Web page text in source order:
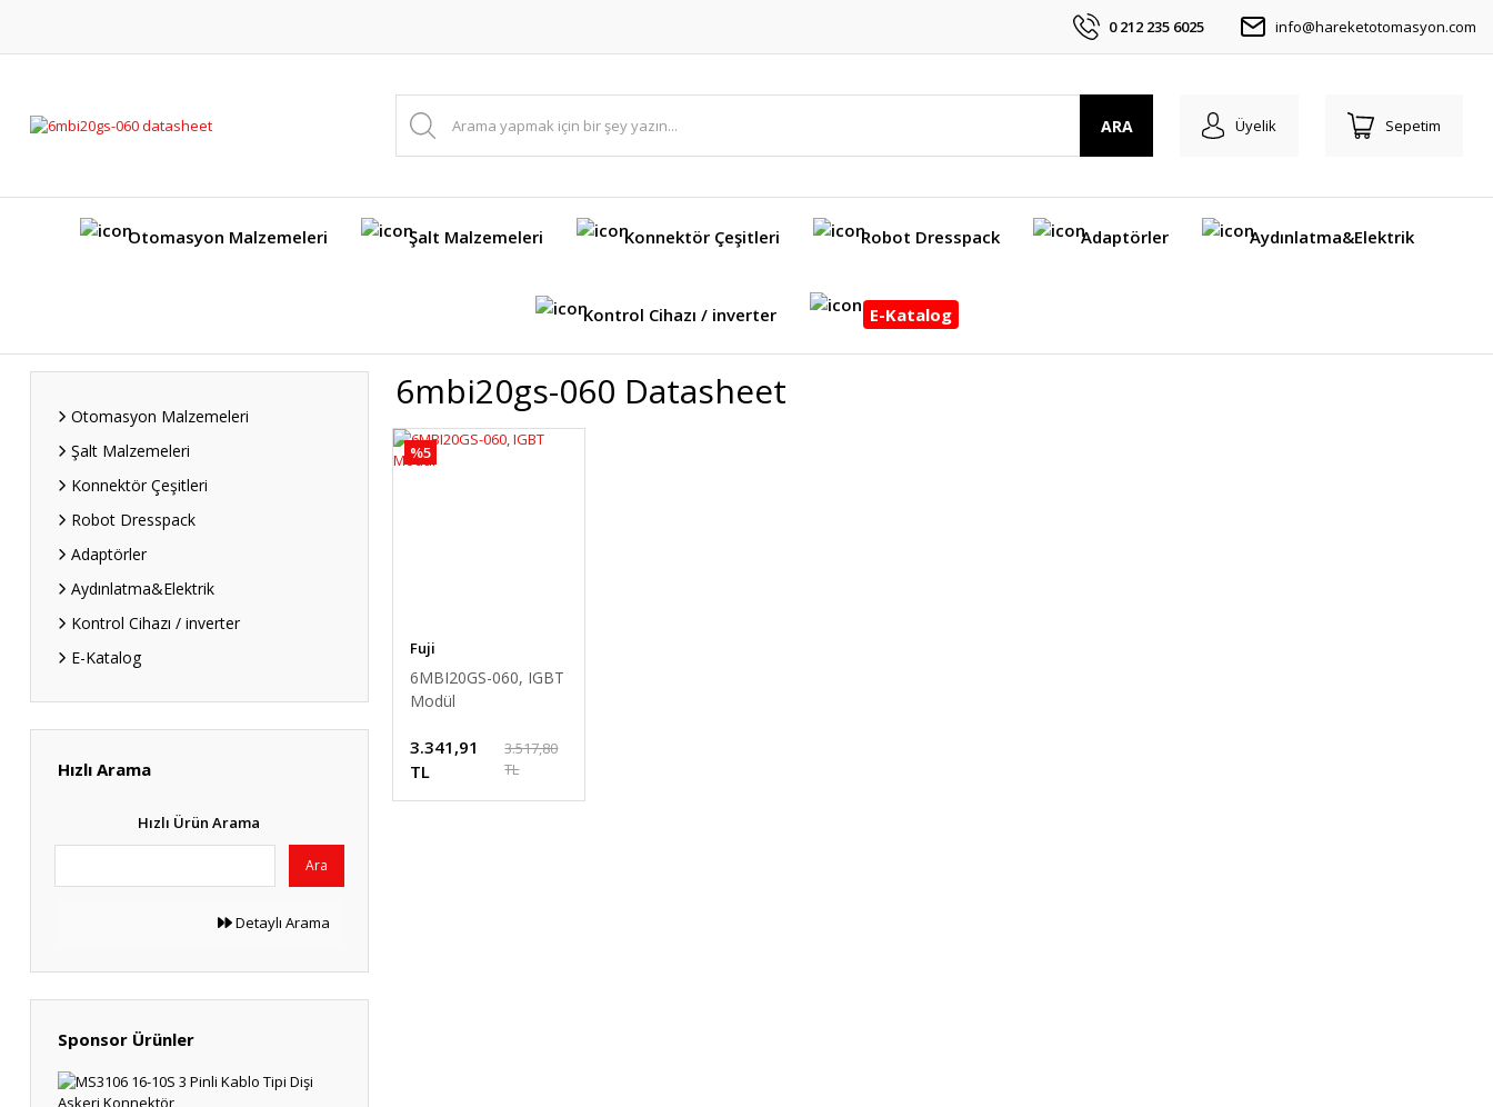
0 212 235 6025 info@hareketotomasyon.com
ARA Üyelik Sepetim
Otomasyon Malzemeleri Şalt Malzemeleri Konnektör Çeşitleri Robot Dresspack Adaptörler Aydınlatma&Elektrik
Kontrol Cihazı / inverter E-Katalog
Otomasyon Malzemeleri
Şalt Malzemeleri
Konnektör Çeşitleri
Robot Dresspack
Adaptörler
Aydınlatma&Elektrik
Kontrol Cihazı / inverter
E-Katalog
Hızlı Arama
Hızlı Ürün Arama
Ara
Detaylı Arama
Sponsor Ürünler
6mbi20gs-060 Datasheet
%5
Fuji
6MBI20GS-060, IGBT
Modül
3.341,91
TL
3.517,80
TL